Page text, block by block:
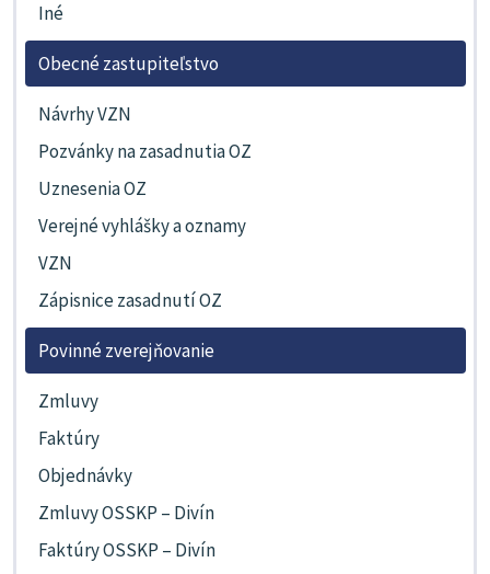
Iné
Obecné zastupiteľstvo
Návrhy VZN
Pozvánky na zasadnutia OZ
Uznesenia OZ
Verejné vyhlášky a oznamy
VZN
Zápisnice zasadnutí OZ
Povinné zverejňovanie
Zmluvy
Faktúry
Objednávky
Zmluvy OSSKP – Divín
Faktúry OSSKP – Divín